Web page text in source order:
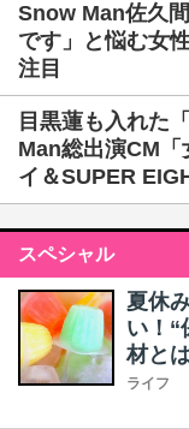
Snow Man佐久
です」と悩む女
注目
目黒蓮も入れた
Man総出演CM「
イ＆SUPER
スペシャル
夏休
い！“
材と
ライフ